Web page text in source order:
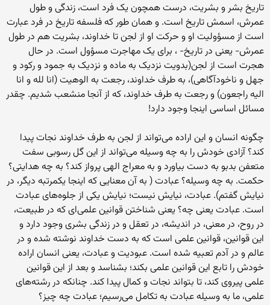
تاریخ بشر و بشریت، درست همچون یک فرد است، زندگی و طول
عمرش، اسمش تاریخ است. و همان طور که فلسفه تاریخ در فرد عبارت
است از مسؤولیت او و حرکت او از لجن تا خداوند، بشریت هم در طول
عمرش- یعنی در تاریخ- ، برای یک مهاجرت مسؤول است. در حال
هجرت است از لجن(بدویت نزدیک به ماده و نزدیک به جمود و رکود و
جهل و ناخودآگاهی)، به طرف خداوند، رجعت به الوهیت (انا لله و انا
الیه راجعون) و رجعت به طرف خداوند، که از آنجا منشعب شدیم. چقدر
مسائل اساسی اینجا وجود دارد!
چگونه انسان و این اراده می‌تواند از لجن به طرف خداوند نجات پیدا
کند؟ آزادی خودش را به چه وسیله می‌تواند از این گل رسوبی سفت
متعفن بدبو به دست بیاورد و به معراج الهی پرواز کند؟ به چه هدایتی؟
حکمت. به چه وسیله؟ عبادت ( به آن معنایی که اینجا یکمرتبه دیگر، در
نیایش گفتم). عبادت، نیایش نیست؛ نیایش یکی از جلوه‌های عبادت
است. عبادت یعنی چه؟ یعنی شناختن قوانین علمی‌ای که در طبیعت،
در روح، در معنی، در اندیشه، در تعقل و در زندگی بشری وجود دارد و
این قوانین، قوانین علمی است که به دست خداوند نوشته شده و در
عالم و در آدم تعبیه شده است. عبودیت و عبادت، یعنی انسان اراده
خودش را تابع این قوانین علمی بکند؛ بشناسد و بعد از این قوانین
علمی پیروی کند، تا بتواند نجات و کمال پیدا کند. چنانکه در رشته‌های
علمی، ما به وسیله عبادت به تکامل می‌رسیم؛ عبادت چه چیز؟